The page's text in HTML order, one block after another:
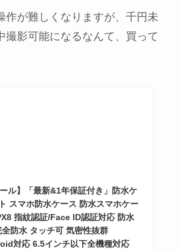
作が難しくなりますが、千円未
撮影可能になるなんて、買って
ール】「最新&1年保証付き」防水ケ
スマホ防水ケース 防水スマホケー
指紋認証/Face ID認証対応 防水
防水 タッチ可 気密性抜群
対応 6.5インチ以下全機種対応